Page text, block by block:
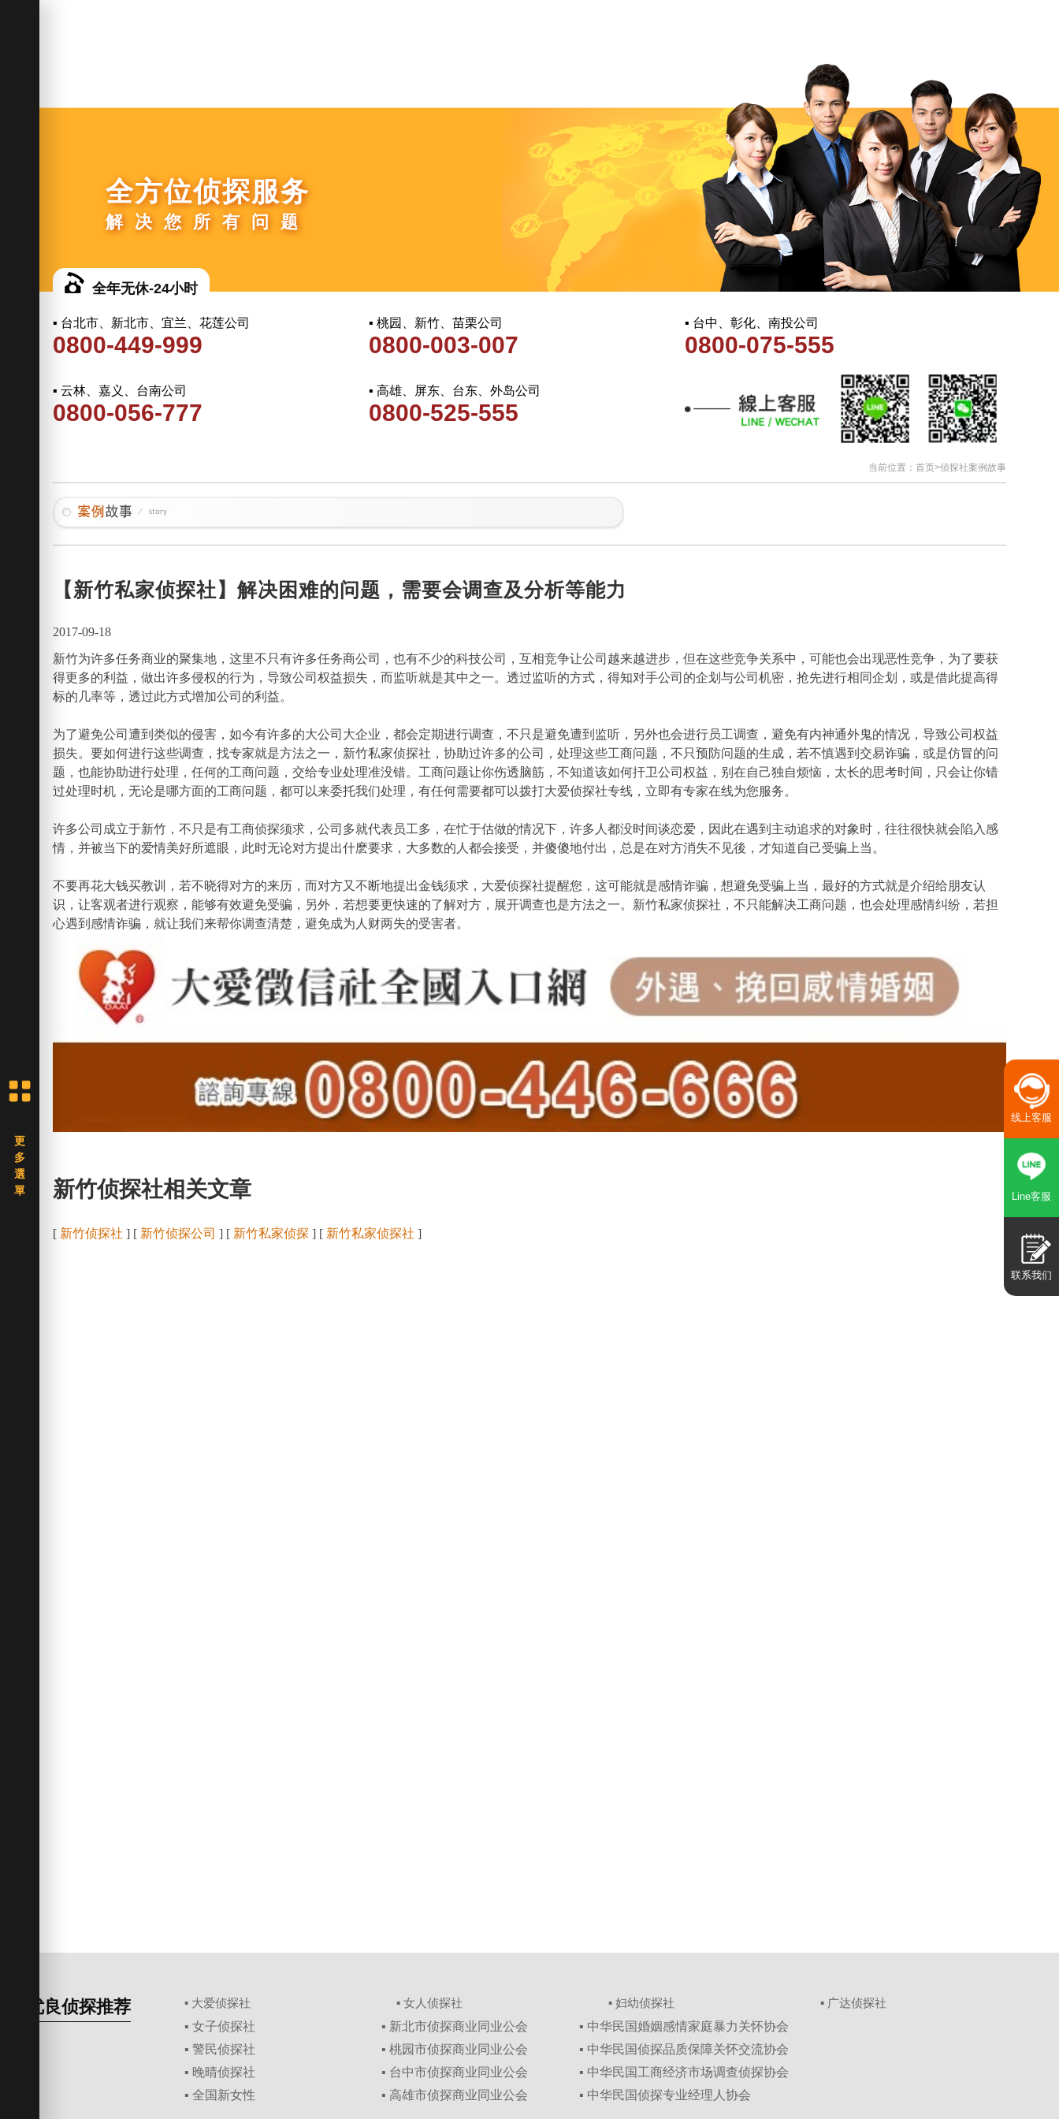
当前位置： 首页>侦探社案例故事
全方位侦探服务
解决您所有问题
全年无休-24小时
▪ 台北市、新北市、宜兰、花莲公司
0800-449-999
▪ 桃园、新竹、苗栗公司
0800-003-007
▪ 台中、彰化、南投公司
0800-075-555
▪ 云林、嘉义、台南公司
0800-056-777
▪ 高雄、屏东、台东、外岛公司
0800-525-555
【新竹私家侦探社】解决困难的问题，需要会调查及分析等能力
2017-09-18
新竹为许多任务商业的聚集地，这里不只有许多任务商公司，也有不少的科技公司，互相竞争让公司越来越进步，但在这些竞争关系中，可能也会出现恶性竞争，为了要获
得更多的利益，做出许多侵权的行为，导致公司权益损失，而监听就是其中之一。透过监听的方式，得知对手公司的企划与公司机密，抢先进行相同企划，或是借此提高得
标的几率等，透过此方式增加公司的利益。
为了避免公司遭到类似的侵害，如今有许多的大公司大企业，都会定期进行调查，不只是避免遭到监听，另外也会进行员工调查，避免有内神通外鬼的情况，导致公司权益
损失。要如何进行这些调查，找专家就是方法之一，新竹私家侦探社，协助过许多的公司，处理这些工商问题，不只预防问题的生成，若不慎遇到交易诈骗，或是仿冒的问
题，也能协助进行处理，任何的工商问题，交给专业处理准没错。工商问题让你伤透脑筋，不知道该如何扞卫公司权益，别在自己独自烦恼，太长的思考时间，只会让你错
过处理时机，无论是哪方面的工商问题，都可以来委托我们处理，有任何需要都可以拨打大爱侦探社专线，立即有专家在线为您服务。
许多公司成立于新竹，不只是有工商侦探须求，公司多就代表员工多，在忙于估做的情况下，许多人都没时间谈恋爱，因此在遇到主动追求的对象时，往往很快就会陷入感
情，并被当下的爱情美好所遮眼，此时无论对方提出什麽要求，大多数的人都会接受，并傻傻地付出，总是在对方消失不见後，才知道自己受骗上当。
不要再花大钱买教训，若不晓得对方的来历，而对方又不断地提出金钱须求，大爱侦探社提醒您，这可能就是感情诈骗，想避免受骗上当，最好的方式就是介绍给朋友认
识，让客观者进行观察，能够有效避免受骗，另外，若想要更快速的了解对方，展开调查也是方法之一。新竹私家侦探社，不只能解决工商问题，也会处理感情纠纷，若担
心遇到感情诈骗，就让我们来帮你调查清楚，避免成为人财两失的受害者。
新竹侦探社相关文章
[ 新竹侦探社 ] [ 新竹侦探公司 ] [ 新竹私家侦探 ] [ 新竹私家侦探社 ]
优良侦探推荐 ▪ 大爱侦探社 ▪ 女人侦探社 ▪ 妇幼侦探社 ▪ 广达侦探社
▪ 女子侦探社
▪ 警民侦探社
▪ 晚晴侦探社
▪ 全国新女性
▪ 新北市侦探商业同业公会
▪ 桃园市侦探商业同业公会
▪ 台中市侦探商业同业公会
▪ 高雄市侦探商业同业公会
▪ 中华民国婚姻感情家庭暴力关怀协会
▪ 中华民国侦探品质保障关怀交流协会
▪ 中华民国工商经济市场调查侦探协会
▪ 中华民国侦探专业经理人协会
线上客服
Line客服
联系我们